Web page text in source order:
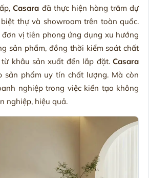
Casara đã thực hiện hàng trăm dự
thự và showroom trên toàn quốc.
vị tiên phong ứng dụng xu hướng
sản phẩm, đồng thời kiểm soát chất
khâu sản xuất đến lắp đặt.Casara
sản phẩm uy tín chất lượng. Mà còn
nghiệp trong việc kiến tạo không
nghiệp, hiệu quả.